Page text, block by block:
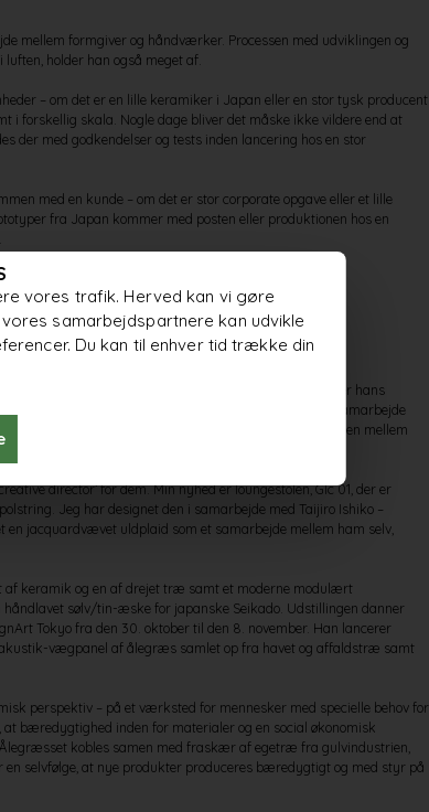
mellem formgiver og håndværker. Processen med udviklingen og
holder han også meget af.
– om det er en lille keramiker i Japan eller en stor tysk producent
i forskellig skala. Nogle dage bliver det måske ikke vildere end at
der med godkendelser og tests inden lancering hos en stor
med en kunde – om det er stor corporate opgave eller et lille
fra Japan kommer med posten eller produktionen hos en
Rhander nye flagshipstore i Pilestræde. Udstillingen viser hans
Munck Ceramics og Hirata Gen Collection, som er et samarbejde
møbelproducent Hirata Chair – et eksempel på synergien mellem
kunnen og tradition.
director’ for dem. Min nyhed er loungestolen, Glc 01, der er
Jeg har designet den i samarbejde med Taijiro Ishiko –
jacquardvævet uldplaid som et samarbejde mellem ham selv,
af keramik og en af drejet træ samt et moderne modulært
sølv/tin-æske for japanske Seikado. Udstillingen danner
Tokyo fra den 30. oktober til den 8. november. Han lancerer
vægpanel af ålegræs samlet op fra havet og affaldstræ samt
perspektiv – på et værksted for mennesker med specielle behov for
bæredygtighed inden for materialer og en social økonomisk
kobles samen med fraskær af egetræ fra gulvindustrien,
selvfølge, at nye produkter produceres bæredygtigt og med styr på
vores trafik. Herved kan vi gøre
samarbejdspartnere kan udvikle
Du kan til enhver tid trække din